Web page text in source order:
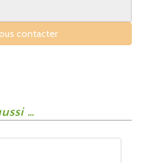
contacter
...